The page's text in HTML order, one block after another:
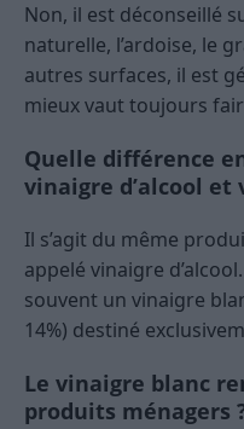
Non, il est déconseillé
naturelle, l’ardoise, le
autres surfaces, il est
mieux vaut toujours
Quelle différence
vinaigre d’alcool et
Il s’agit du même
appelé vinaigre
souvent un vinaigre
14%) destiné
Le vinaigre blanc
produits ménagers